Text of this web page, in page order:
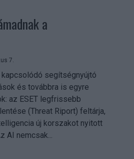
a
7.
segítségnyújtó
és továbbra is egyre
az ESET legfrissebb
(Threat Riport) feltárja,
új korszakot nyitott
AI nemcsak...